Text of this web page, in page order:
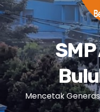
Mencetak